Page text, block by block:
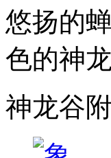
悠扬的
色的神
神龙谷